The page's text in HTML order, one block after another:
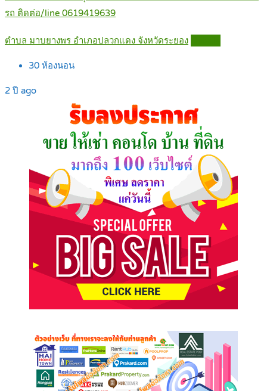
รถ ติดต่อ/line 0619419639
ตำบล มาบยางพร อำเภอปลวกแดง จังหวัดระยอง
30 ห้องนอน
2 ปี ago